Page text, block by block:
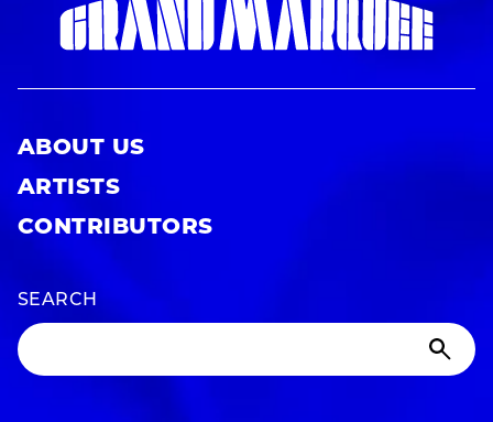
ABOUT US
ARTISTS
CONTRIBUTORS
SEARCH